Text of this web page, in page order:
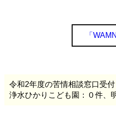
「
令和2年度の苦情相談窓口受付
浄水ひかりこども園：０件、